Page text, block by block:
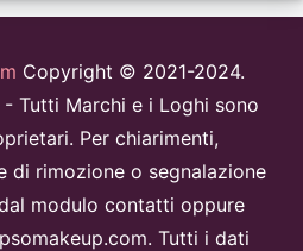
Copyright © 2021-2024.
Tutti Marchi e i Loghi sono
Per chiarimenti,
di rimozione o segnalazione
modulo contatti oppure
Tutti i dati